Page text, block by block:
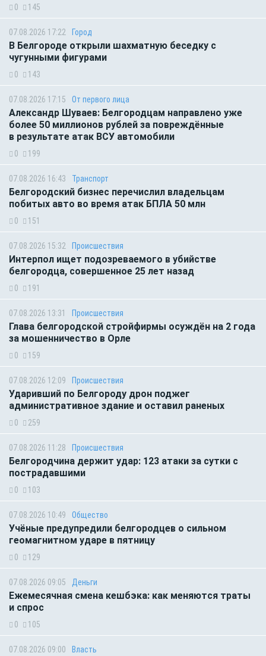
0 145
07.08.2026 17:22 Город
В Белгороде открыли шахматную беседку с
чугунными фигурами
0 143
07.08.2026 17:15 От первого лица
Александр Шуваев: Белгородцам направлено уже
более 50 миллионов рублей за повреждённые
в результате атак ВСУ автомобили
0 199
07.08.2026 16:43 Транспорт
Белгородский бизнес перечислил владельцам
побитых авто во время атак БПЛА 50 млн
0 151
07.08.2026 15:32 Происшествия
Интерпол ищет подозреваемого в убийстве
белгородца, совершенное 25 лет назад
0 191
07.08.2026 13:31 Происшествия
Глава белгородской стройфирмы осуждён на 2 года
за мошенничество в Орле
0 159
07.08.2026 12:09 Происшествия
Ударивший по Белгороду дрон поджег
административное здание и оставил раненых
0 259
07.08.2026 11:28 Происшествия
Белгородчина держит удар: 123 атаки за сутки с
пострадавшими
0 103
07.08.2026 10:49 Общество
Учёные предупредили белгородцев о сильном
геомагнитном ударе в пятницу
0 129
07.08.2026 09:05 Деньги
Ежемесячная смена кешбэка: как меняются траты
и спрос
0 105
07.08.2026 09:00 Власть